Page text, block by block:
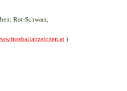
Rot-Schwarz;
)